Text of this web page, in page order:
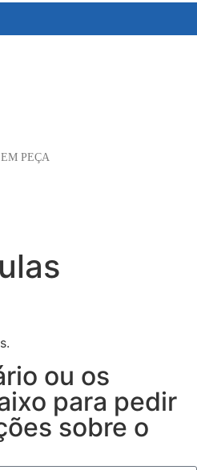
PEÇA
ou os
para pedir
sobre o